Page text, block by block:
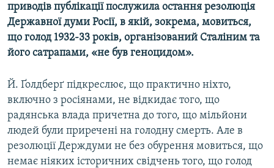
УКР
КТАТ
ДОЛУЧАЙСЯ!
Усі сайти RFE/RL
приводів публікації послужила остання резолюція
Державної думи Росії, в якій, зокрема, мовиться,
що голод 1932-33 років, організований Сталіним та
його сатрапами, «не був геноцидом».
Й. Ґолдберґ підкреслює, що практично ніхто,
включно з росіянами, не відкидає того, що
радянська влада причетна до того, що мільйони
людей були приречені на голодну смерть. Але в
резолюції Держдуми не без обурення мовиться, що
немає ніяких історичних свідчень того, що голод